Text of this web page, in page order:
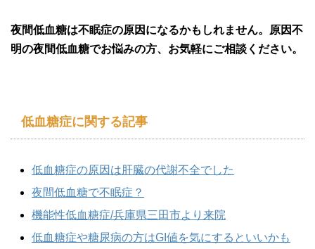
夜間低血糖は不眠症の原因になるかもしれません。原因不
明の夜間低血糖でお悩みの方、お気軽にご相談ください。
低血糖症に関する記事
低血糖症の原因は肝臓の代謝不全でした
夜間低血糖で不眠症？
機能性低血糖症/兵庫県三田市より来院
低血糖症や糖尿病の方はGI値を気にするといいかも